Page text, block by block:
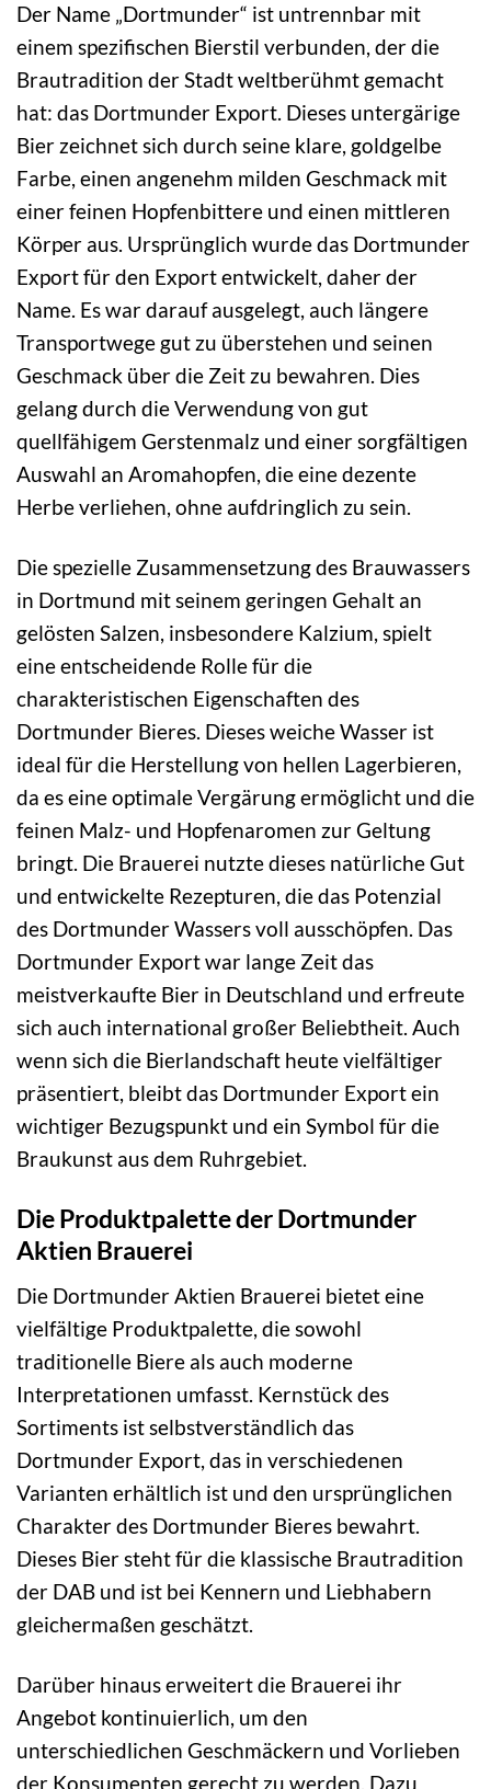
Der Name „Dortmunder“ ist untrennbar mit
einem spezifischen Bierstil verbunden, der die
Brautradition der Stadt weltberühmt gemacht
hat: das Dortmunder Export. Dieses untergärige
Bier zeichnet sich durch seine klare, goldgelbe
Farbe, einen angenehm milden Geschmack mit
einer feinen Hopfenbittere und einen mittleren
Körper aus. Ursprünglich wurde das Dortmunder
Export für den Export entwickelt, daher der
Name. Es war darauf ausgelegt, auch längere
Transportwege gut zu überstehen und seinen
Geschmack über die Zeit zu bewahren. Dies
gelang durch die Verwendung von gut
quellfähigem Gerstenmalz und einer sorgfältigen
Auswahl an Aromahopfen, die eine dezente
Herbe verliehen, ohne aufdringlich zu sein.
Die spezielle Zusammensetzung des Brauwassers
in Dortmund mit seinem geringen Gehalt an
gelösten Salzen, insbesondere Kalzium, spielt
eine entscheidende Rolle für die
charakteristischen Eigenschaften des
Dortmunder Bieres. Dieses weiche Wasser ist
ideal für die Herstellung von hellen Lagerbieren,
da es eine optimale Vergärung ermöglicht und die
feinen Malz- und Hopfenaromen zur Geltung
bringt. Die Brauerei nutzte dieses natürliche Gut
und entwickelte Rezepturen, die das Potenzial
des Dortmunder Wassers voll ausschöpfen. Das
Dortmunder Export war lange Zeit das
meistverkaufte Bier in Deutschland und erfreute
sich auch international großer Beliebtheit. Auch
wenn sich die Bierlandschaft heute vielfältiger
präsentiert, bleibt das Dortmunder Export ein
wichtiger Bezugspunkt und ein Symbol für die
Braukunst aus dem Ruhrgebiet.
Die Produktpalette der Dortmunder
Aktien Brauerei
Die Dortmunder Aktien Brauerei bietet eine
vielfältige Produktpalette, die sowohl
traditionelle Biere als auch moderne
Interpretationen umfasst. Kernstück des
Sortiments ist selbstverständlich das
Dortmunder Export, das in verschiedenen
Varianten erhältlich ist und den ursprünglichen
Charakter des Dortmunder Bieres bewahrt.
Dieses Bier steht für die klassische Brautradition
der DAB und ist bei Kennern und Liebhabern
gleichermaßen geschätzt.
Darüber hinaus erweitert die Brauerei ihr
Angebot kontinuierlich, um den
unterschiedlichen Geschmäckern und Vorlieben
der Konsumenten gerecht zu werden. Dazu